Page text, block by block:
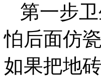
第一步
怕后面仿
如果把地